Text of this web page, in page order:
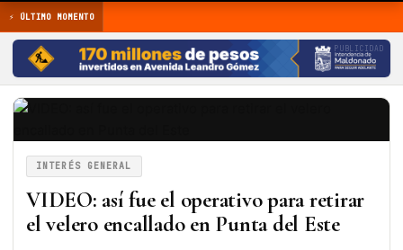
⚡ ÚLTIMO MOMENTO
PUBLICIDAD
INTERÉS GENERAL
VIDEO: así fue el operativo para retirar
el velero encallado en Punta del Este